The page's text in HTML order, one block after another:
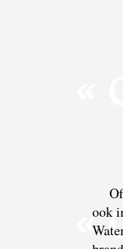
ook